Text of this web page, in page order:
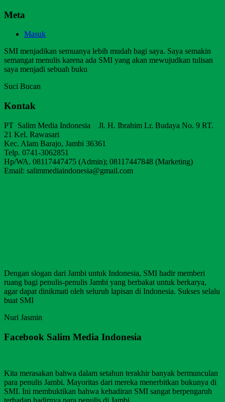
Meta
Masuk
SMI menjadikan semuanya lebih mudah bagi saya. Saya semakin
semangat menulis karena ada SMI yang akan mewujudkan tulisan
saya menjadi sebuah buku
Suci Bucan
Kontak
PT Salim Media Indonesia Jl. H. Ibrahim Lr. Budaya No. 9 RT.
21 Kel. Rawasari
Kec. Alam Barajo, Jambi 36361
Telp. 0741-3062851
Hp/WA. 08117447475 (Admin); 08117447848 (Marketing)
Email: salimmediaindonesia@gmail.com
Dengan slogan dari Jambi untuk Indonesia, SMI hadir memberi
ruang bagi penulis-penulis Jambi yang berbakat untuk berkarya,
agar dapat dinikmati oleh seluruh lapisan di Indonesia. Sukses selalu
buat SMI
Nuri Jasmin
Facebook Salim Media Indonesia
Kita merasakan bahwa dalam setahun terakhir banyak bermunculan
para penulis Jambi. Mayoritas dari mereka menerbitkan bukunya di
SMI. Ini membuktikan bahwa kehadiran SMI sangat berpengaruh